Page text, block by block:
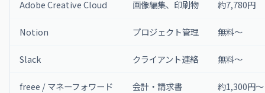
Adobe Creative Cloud 画像編集、印刷物 約7,780円
Notion プロジェクト管理 無料〜
Slack クライアント連絡 無料〜
freee / マネーフォワード 会計・請求書 約1,300円〜